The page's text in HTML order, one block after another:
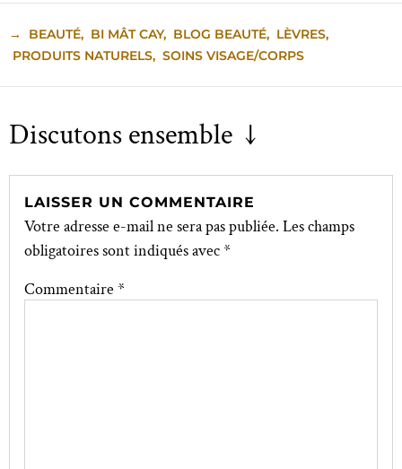
→ BEAUTÉ, BI MÂT CAY, BLOG BEAUTÉ, LÈVRES,
PRODUITS NATURELS, SOINS VISAGE/CORPS
Discutons ensemble ↓
LAISSER UN COMMENTAIRE
Votre adresse e-mail ne sera pas publiée. Les champs
obligatoires sont indiqués avec*
Commentaire *